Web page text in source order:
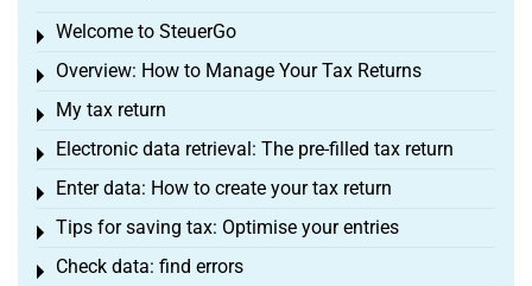
Welcome to SteuerGo
Toggle menu
Overview: How to Manage Your Tax Returns
Toggle menu
My tax return
Toggle menu
Electronic data retrieval: The pre-filled tax return
Toggle menu
Enter data: How to create your tax return
Toggle menu
Tips for saving tax: Optimise your entries
Toggle menu
Check data: find errors
Toggle menu